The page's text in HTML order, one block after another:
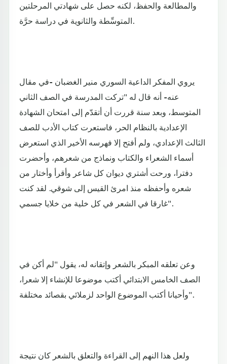
والمطالعة والحفظ، لكنه حصل على شهادتي المرحلتين
المتوسِّطة والثانوية في دراسة حرَّة.
يروي المفكر الداعية السوري منير الغضبان -في مقال
عنه- أنه قال له "تركت المدرسة في الصف الثاني
المتوسط، وبعد سنة قررت أن أتقدّم إلى امتحان الشهادة
الإعدادية بالنظام الحر، فاستعرت كتاب الأدب للصف
الثالث الإعدادي، ولم أفتح إلا فهرسه الأخير الذي استعرض
أسماء الشعراء والكتاب ونماذج من شعرهم، وأحضرت
دفترا، ورحت أشتري ديوان كل شاعر وأقرأ وأختار من
شعره وأحفظه منذ امرئ القيس إلى شوقي. لقد كنت
غارقا في الشعر في كل خلية من خلايا جسمي".
وعن تعلقه المبكر بالشعر وإتقانه له، يقول "لم أكن في
الصف الخامس الابتدائي أكتب موضوعا للإنشاء إلا شعرا،
وأحيانا أكتب الموضوع الواحد لزملائي بقصائد مختلفة".
ولعل هذا النهم إلى القراءة والتعلق بالشعر كان نتيجة